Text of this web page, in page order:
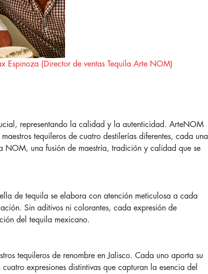
Espinoza (Director de ventas Tequila Arte NOM)
representando la calidad y la autenticidad. ArteNOM
tequileros de cuatro destilerías diferentes, cada una
una fusión de maestría, tradición y calidad que se
de tequila se elabora con atención meticulosa a cada
Sin aditivos ni colorantes, cada expresión de
del tequila mexicano.
tequileros de renombre en Jalisco. Cada uno aporta su
expresiones distintivas que capturan la esencia del